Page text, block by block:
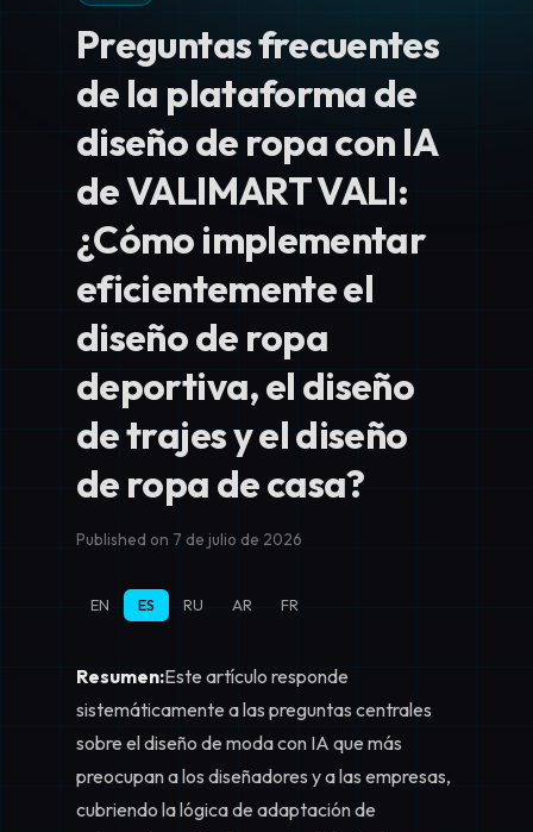
Preguntas frecuentes
de la plataforma de
diseño de ropa con IA
de VALIMART VALI:
¿Cómo implementar
eficientemente el
diseño de ropa
deportiva, el diseño
de trajes y el diseño
de ropa de casa?
Published on 7 de julio de 2026
EN ES RU AR FR
Resumen:Este artículo responde
sistemáticamente a las preguntas centrales
sobre el diseño de moda con IA que más
preocupan a los diseñadores y a las empresas,
cubriendo la lógica de adaptación de